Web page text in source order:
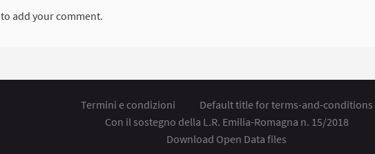
to add your comment.
Termini e condizioni
Default title for terms-and-conditions
Con il sostegno della L.R. Emilia-Romagna n. 15/2018
Download Open Data files